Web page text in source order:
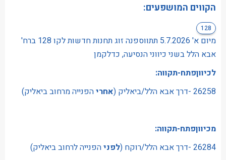
לִנְגִישׁוּת
הָאֲתָר.
הקווים המושפעים:
128
מיום א' 5.7.2026 תתווספנה זוג תחנות חדשות לקו 128 ברח'
אבא הלל בשני כיווני הנסיעה, כדלקמן
לכיווןפתח-תקווה:
26258 -דרך אבא הלל/ביאליק (
אחריהפנייה מרחוב ביאליק)
מכיווןפתח-תקווה:
26284 -דרך אבא הלל/רוקח (
לפניהפנייה לרחוב ביאליק)